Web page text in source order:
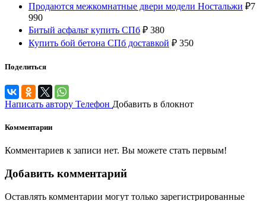
Продаются межкомнатные двери модели Ностальжи ₽7
990
Битый асфальт купить СПб ₽ 380
Купить бой бетона СПб доставкой ₽ 350
Поделиться
Написать автору Телефон Добавить в блокнот
Комментарии
Комментариев к записи нет. Вы можете стать первым!
Добавить комментарий
Оставлять комментарии могут только зарегистрированные